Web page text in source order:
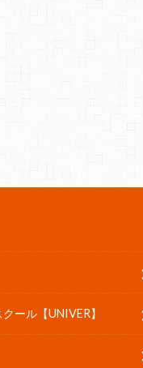
ール【UNIVER】